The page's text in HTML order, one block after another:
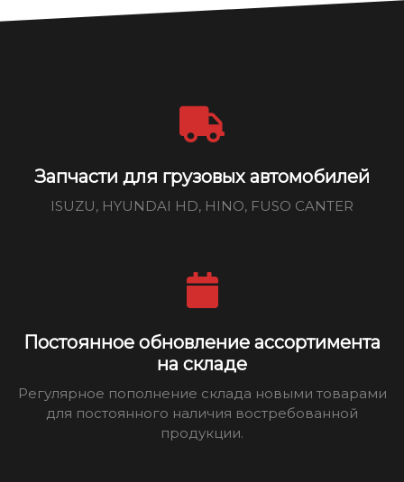
Запчасти для грузовых автомобилей
ISUZU, HYUNDAI HD, HINO, FUSO CANTER
Постоянное обновление ассортимента
на складе
Регулярное пополнение склада новыми товарами
для постоянного наличия востребованной
продукции.